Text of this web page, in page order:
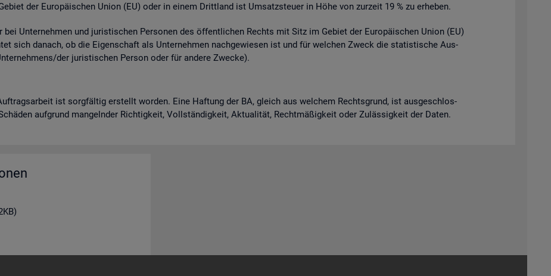
der Eu­ro­päi­schen Union (EU) oder in einem Dritt­land ist Um­satz­steu­er in Höhe von zur­zeit 19 % zu er­he­ben.
bei Un­ter­neh­men und ju­ris­ti­schen Per­so­nen des öf­fent­li­chen Rechts mit Sitz im Ge­biet der Eu­ro­päi­schen Union (EU)
sich da­nach, ob die Ei­gen­schaft als Un­ter­neh­men nach­ge­wie­sen ist und für wel­chen Zweck die sta­tis­ti­sche Aus­
der ju­ris­ti­schen Per­son oder für an­de­re Zwe­cke).
ist sorg­fäl­tig er­stellt wor­den. Eine Haf­tung der BA, gleich aus wel­chem Rechts­grund, ist aus­ge­schlos­
auf­grund man­geln­der Rich­tig­keit, Voll­stän­dig­keit, Ak­tua­li­tät, Recht­mä­ßig­keit oder Zu­läs­sig­keit der Daten.